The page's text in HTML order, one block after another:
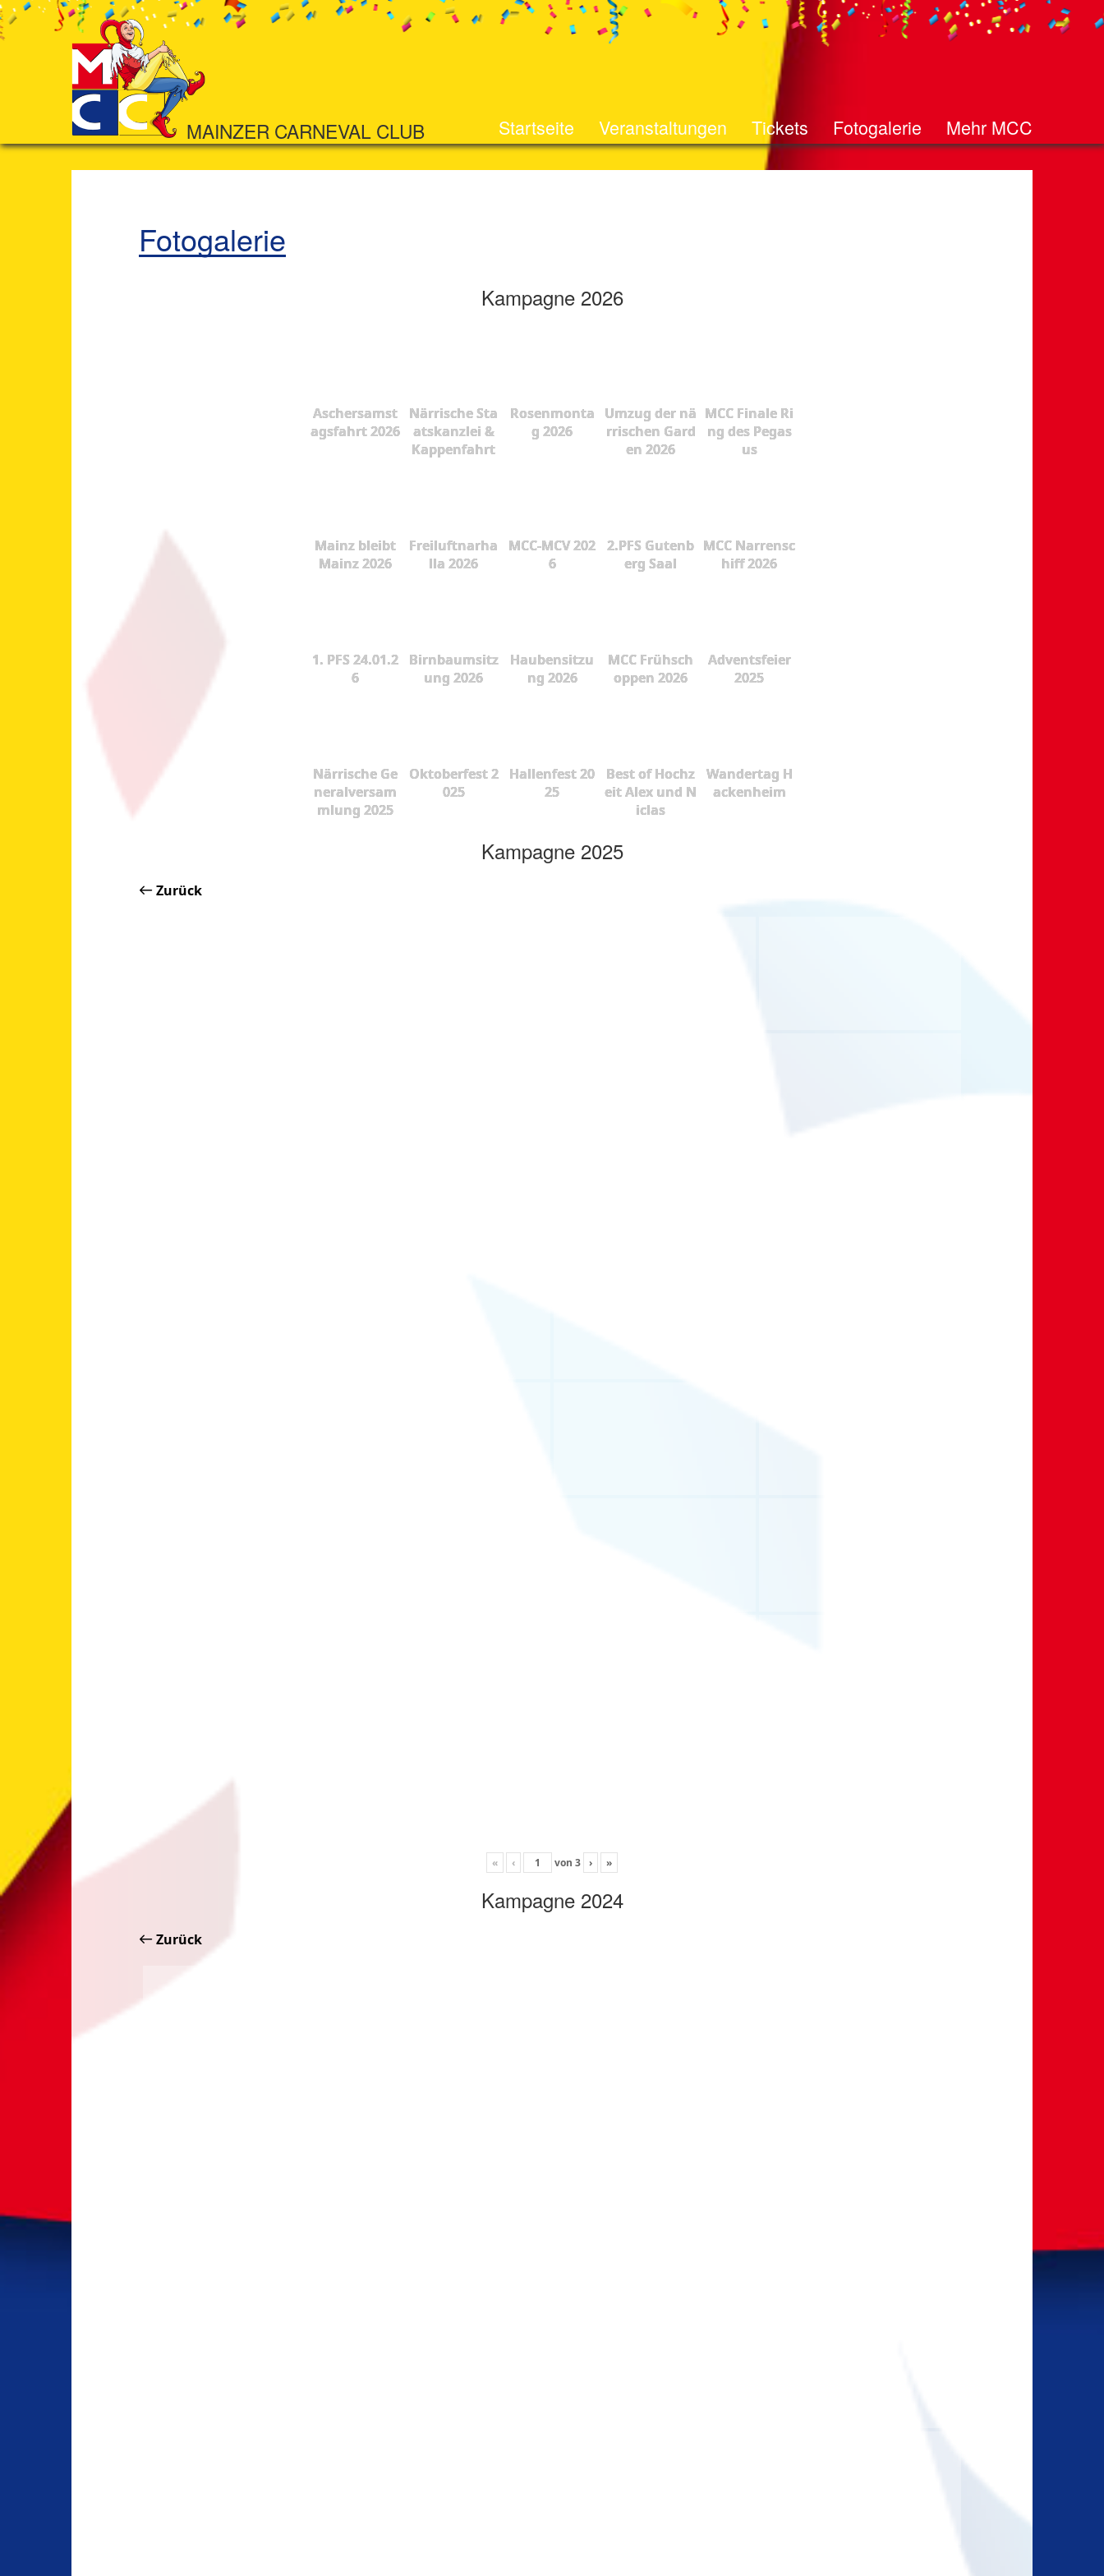
MAINZER CARNEVAL CLUB Startseite Veranstaltungen Tickets Fotogalerie Mehr MCC
Fotogalerie
Kampagne 2026
Aschersamst
agsfahrt 2026
Närrische Sta
atskanzlei &
Kappenfahrt
Rosenmonta
g 2026
Umzug der nä
rrischen Gard
en 2026
MCC Finale Ri
ng des Pegas
us
Mainz bleibt
Mainz 2026
Freiluftnarha
lla 2026
MCC-MCV 202
6
2.PFS Gutenb
erg Saal
MCC Narrensc
hiff 2026
1. PFS 24.01.2
6
Birnbaumsitz
ung 2026
Haubensitzu
ng 2026
MCC Frühsch
oppen 2026
Adventsfeier
2025
Närrische Ge
neralversam
mlung 2025
Oktoberfest 2
025
Hallenfest 20
25
Best of Hochz
eit Alex und N
iclas
Wandertag H
ackenheim
Kampagne 2025
Zurück
« ‹ von 3 › »
Kampagne 2024
Zurück